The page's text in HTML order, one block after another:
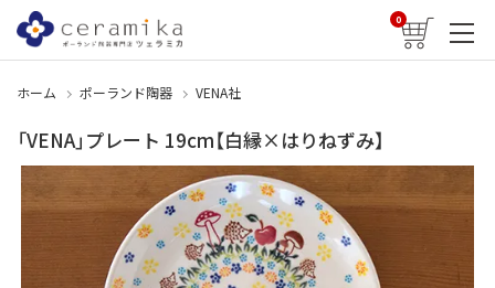
0
ホーム ポーランド陶器 VENA社
「VENA」プレート 19cm【白縁×はりねずみ】